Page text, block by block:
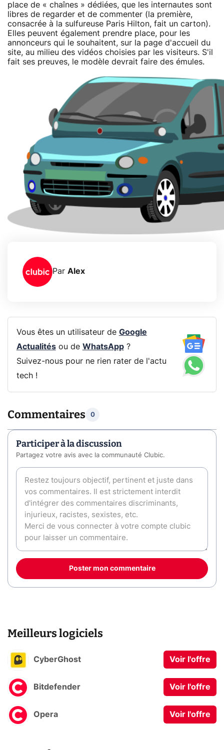
place de « chaînes » dédiées, que les internautes sont
libres de regarder et de commenter (la première,
consacrée à la sulfureuse Paris Hilton, fait un carton).
Elles peuvent également prendre place, pour les
annonceurs qui le souhaitent, sur la page d'accueil du
site, au milieu des vidéos choisies par les visiteurs. S'il
fait ses preuves, le modèle devrait faire des émules.
Par Alex
Vous êtes un utilisateur de Google
Actualitésou de WhatsApp?
Suivez-nous pour ne rien rater de l'actu
tech !
Commentaires 0
Participer à la discussion
Partagez votre avis avec la communauté Clubic.
Poster mon commentaire
Meilleurs logiciels
CyberGhost Voir l'offre
Bitdefender Voir l'offre
Opera Voir l'offre